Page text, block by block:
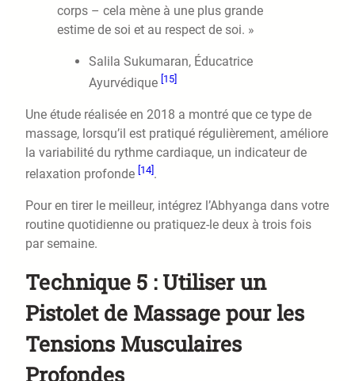
corps – cela mène à une plus grande
estime de soi et au respect de soi. »
Salila Sukumaran, Éducatrice
Ayurvédique [15]
Une étude réalisée en 2018 a montré que ce type de
massage, lorsqu’il est pratiqué régulièrement, améliore
la variabilité du rythme cardiaque, un indicateur de
relaxation profonde [14] .
Pour en tirer le meilleur, intégrez l’Abhyanga dans votre
routine quotidienne ou pratiquez-le deux à trois fois
par semaine.
Technique 5 : Utiliser un
Pistolet de Massage pour les
Tensions Musculaires
Profondes